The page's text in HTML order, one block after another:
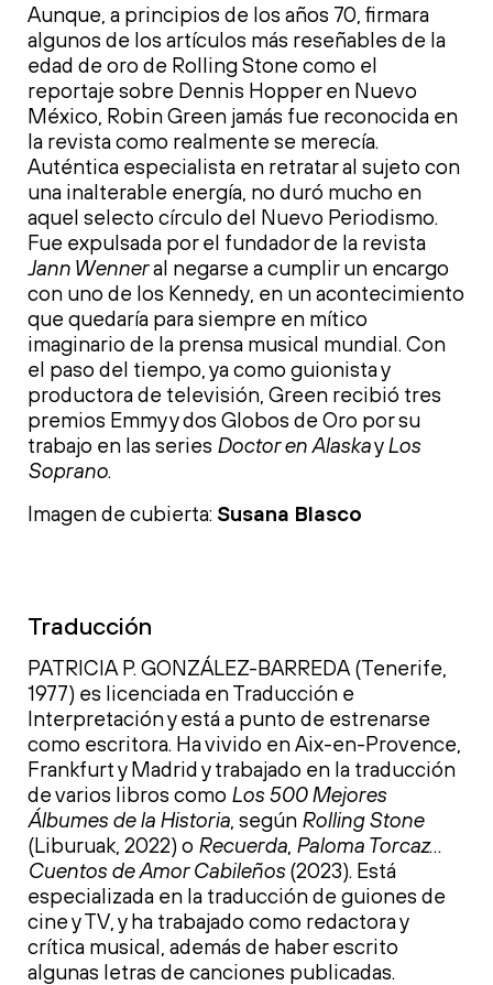
Aunque, a principios de los años 70, firmara
algunos de los artículos más reseñables de la
edad de oro de Rolling Stone como el
reportaje sobre Dennis Hopper en Nuevo
México, Robin Green jamás fue reconocida en
la revista como realmente se merecía.
Auténtica especialista en retratar al sujeto con
una inalterable energía, no duró mucho en
aquel selecto círculo del Nuevo Periodismo.
Fue expulsada por el fundador de la revista
Jann Wenneral negarse a cumplir un encargo
con uno de los Kennedy, en un acontecimiento
que quedaría para siempre en mítico
imaginario de la prensa musical mundial. Con
el paso del tiempo, ya como guionista y
productora de televisión, Green recibió tres
premios Emmy y dos Globos de Oro por su
trabajo en las series Doctor en AlaskayLos
Soprano.
Imagen de cubierta: Susana Blasco
Traducción
PATRICIA P. GONZÁLEZ-BARREDA (Tenerife,
1977) es licenciada en Traducción e
Interpretación y está a punto de estrenarse
como escritora. Ha vivido en Aix-en-Provence,
Frankfurt y Madrid y trabajado en la traducción
de varios libros como Los 500 Mejores
Álbumes de la Historia , según Rolling Stone
(Liburuak, 2022) o Recuerda Paloma Torcaz…
Cuentos de Amor Cabileños(2023). Está
especializada en la traducción de guiones de
cine y TV, y ha trabajado como redactora y
crítica musical, además de haber escrito
algunas letras de canciones publicadas.